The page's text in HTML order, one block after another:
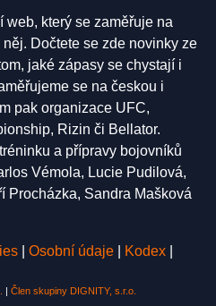
web, který se zaměřuje na
Dočtete se zde novinky ze
jaké zápasy se chystají i
se na českou i
pak organizace UFC,
Rizin či Bellator.
a přípravy bojovníků
Vémola, Lucie Pudilová,
Procházka, Sandra Mašková
Osobní údaje Kodex
| Člen skupiny DIGNITY, s.r.o.